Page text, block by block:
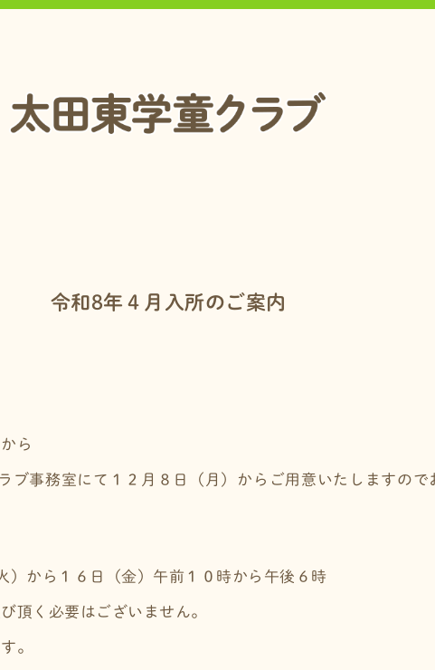
令和8年４月入所のご案内
ら
ブ事務室にて１２月８日（月）からご用意いたしますので
）から１６日（金）午前１０時から午後６時
頂く必要はございません。
。